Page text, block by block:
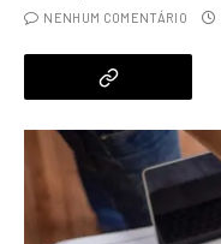
NENHUM COMENTÁRIO